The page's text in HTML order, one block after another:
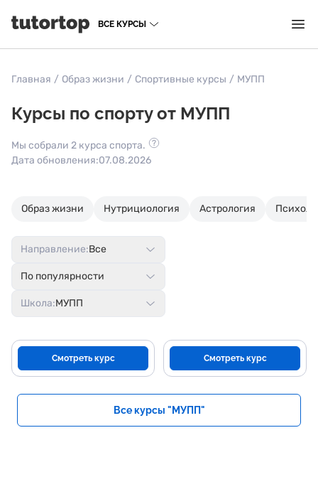
ВСЕ КУРСЫ
Главная / Образ жизни / Спортивные курсы / МУПП
Курсы по спорту от МУПП
Мы собрали 2 курса спорта.
Дата обновления:07.08.2026
Образ жизни Нутрициология Астрология
Школа:МУПП
По популярности
Направление:Все
Смотреть курс Смотреть курс
Все курсы "МУПП"